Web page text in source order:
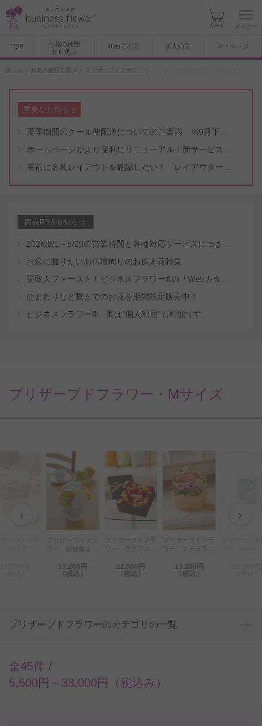
カート メニュー
TOP
お花の種類
から選ぶ
初めての方 法人の方 マイページ
ホーム お花の種類で選ぶ プリザーブドフラワー
重要なお知らせ
商品PR&お知らせ
お盆に贈りたいお仏壇周りのお供え花特集
ひまわりなど夏までのお花を期間限定販売中！
ビジネスフラワー®、実は"個人利用"も可能です
プリザーブドフラワー・Mサイズ
‹ ›
プリザーブドフラ
ワー ラグジュア
ギッシュ
（energetic）
22,000円
（税込）
プリザーブドフラ
ワー ナチュラル
BOX（スパイシー
ピンク）
13,200円
（税込）
プリザーブドフラ
ワー glass
22,000円
（税込）
プリザーブドフラワーのカテゴリの一覧
全45件 /
5,500円～33,000円（税込み）